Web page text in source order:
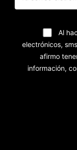
Al
electrónicos,
afirmo
información,